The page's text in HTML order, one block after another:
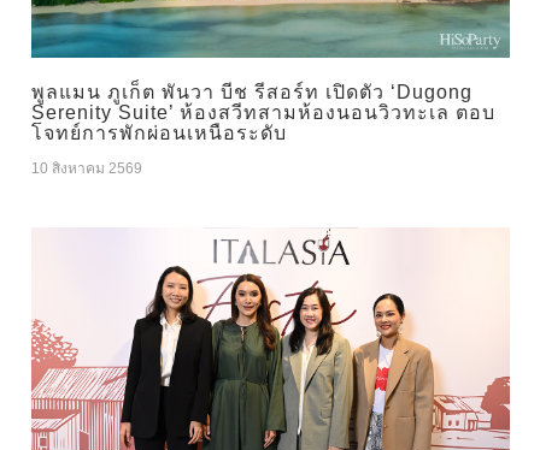
พูลแมน ภูเก็ต พันวา บีช รีสอร์ท เปิดตัว ‘Dugong
Serenity Suite’ ห้องสวีทสามห้องนอนวิวทะเล ตอบ
โจทย์การพักผ่อนเหนือระดับ
10 สิงหาคม 2569